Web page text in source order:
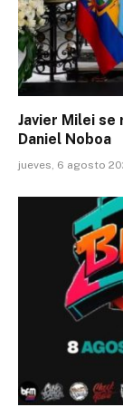
Javier Milei se
Daniel Noboa
jueves, 6 agosto